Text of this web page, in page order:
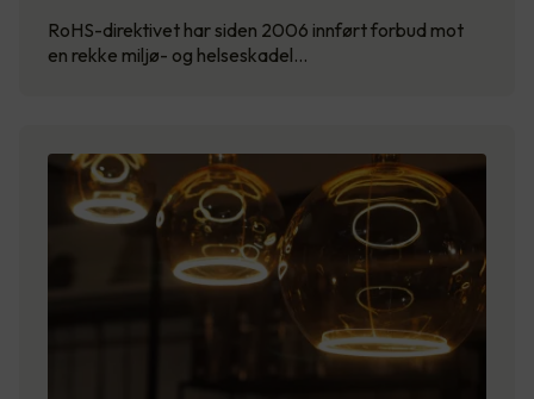
RoHS-direktivet har siden 2006 innført forbud mot
en rekke miljø- og helseskadel…